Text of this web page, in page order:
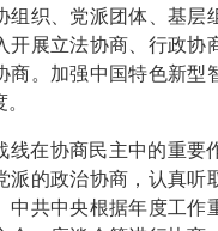
组织、党派团体、基层
开展立法协商、行政协
商。加强中国特色新型
线在协商民主中的重要
派的政治协商，认真听
中共中央根据年度工作